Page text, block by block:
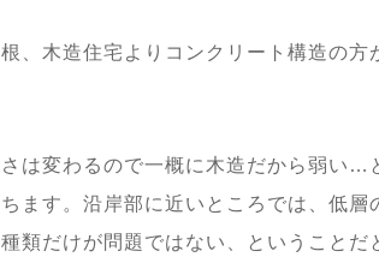
、木造住宅よりコンクリート構造の方
は変わるので一概に木造だから弱い…
ます。沿岸部に近いところでは、低層
類だけが問題ではない、ということだ